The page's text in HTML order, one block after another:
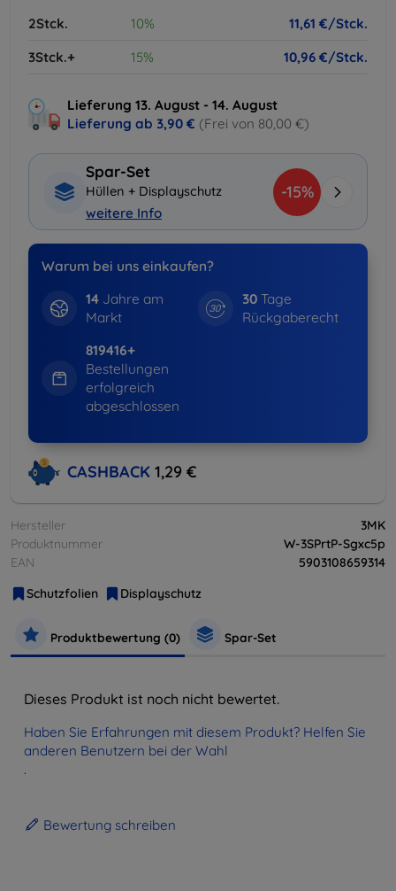
2Stck.
10%
11,61 €/Stck.
3Stck.+
15% 10,96 €/Stck.
Lieferung 13. August - 14. August
Lieferung ab 3,90 € (Frei von 80,00 €)
Spar-Set
Hüllen + Displayschutz
weitere Info
-15%
Warum bei uns einkaufen?
14Jahre am
Markt
30 Tage
Rückgaberecht
819416+
Bestellungen
erfolgreich
abgeschlossen
CASHBACK 1,29 €
Hersteller
3MK
Produktnummer
W-3SPrtP-Sgxc5p
EAN
5903108659314
Schutzfolien
Displayschutz
Produktbewertung (0) Spar-Set
Dieses Produkt ist noch nicht bewertet.
Haben Sie Erfahrungen mit diesem Produkt? Helfen Sie
anderen Benutzern bei der Wahl
.
Bewertung schreiben